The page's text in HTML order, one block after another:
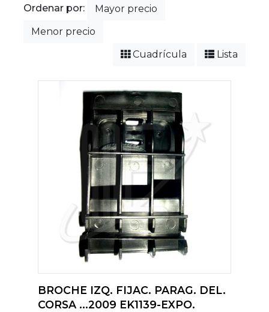
Ordenar por:
Mayor precio
Menor precio
Cuadrícula
Lista
BROCHE IZQ. FIJAC. PARAG. DEL.
CORSA ...2009 EK1139-EXPO.